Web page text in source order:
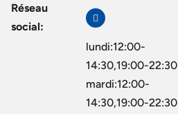
Réseau
social:
lundi:12:00-
14:30,19:00-22:30
mardi:12:00-
14:30,19:00-22:30